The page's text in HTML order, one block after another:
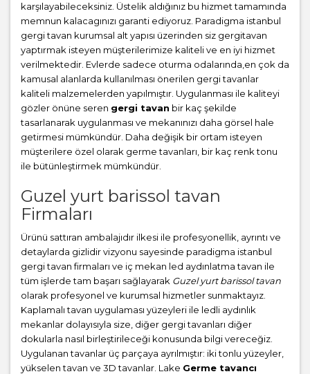
karşılayabileceksiniz. Üstelik aldığınız bu hizmet tamamında
memnun kalacagınızı garanti ediyoruz. Paradigma istanbul
gergi tavan kurumsal alt yapısı üzerinden siz gergitavan
yaptırmak isteyen müşterilerimize kaliteli ve en iyi hizmet
verilmektedir. Evlerde sadece oturma odalarında,en çok da
kamusal alanlarda kullanılması önerilen gergi tavanlar
kaliteli malzemelerden yapılmıştır. Uygulanması ile kaliteyi
gözler önüne seren gergi tavan bir kaç şekilde
tasarlanarak uygulanması ve mekanınızı daha görsel hale
getirmesi mümkündür. Daha değişik bir ortam isteyen
müşterilere özel olarak germe tavanları, bir kaç renk tonu
ile bütünleştirmek mümkündür.
Guzel yurt barissol tavan
Firmaları
Ürünü sattıran ambalajıdır ilkesi ile profesyonellik, ayrıntı ve
detaylarda gizlidir vizyonu sayesinde paradigma istanbul
gergi tavan firmaları ve iç mekan led aydınlatma tavan ile
tüm işlerde tam başarı sağlayarak Guzel yurt barissol tavan
olarak profesyonel ve kurumsal hizmetler sunmaktayız.
Kaplamalı tavan uygulaması yüzeyleri ile ledli aydınlık
mekanlar dolayısıyla size, diğer gergi tavanları diğer
dokularla nasıl birleştirileceği konusunda bilgi vereceğiz.
Uygulanan tavanlar üç parçaya ayrılmıştır: iki tonlu yüzeyler,
yükselen tavan ve 3D tavanlar. Lake Germe tavancı